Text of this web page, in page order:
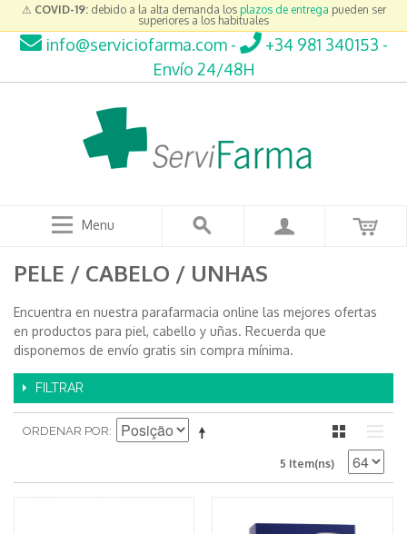
⚠ COVID-19:debido a la alta demanda los plazos de entrega pueden ser
superiores a los habituales
info@serviciofarma.com- +34 981 340153 -
Envío 24/48H
Menu
PELE / CABELO / UNHAS
Encuentra en nuestra parafarmacia online las mejores ofertas
en productos para piel, cabello y uñas. Recuerda que
disponemos de envío gratis sin compra mínima.
FILTRAR
ORDENAR POR
5 Item(ns)